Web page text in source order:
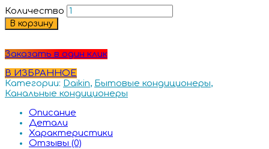
Количество
В корзину
Заказать в один клик
В ИЗБРАННОЕ
Категории: Daikin, Бытовые кондиционеры,
Канальные кондиционеры
Описание
Детали
Характеристики
Отзывы (0)